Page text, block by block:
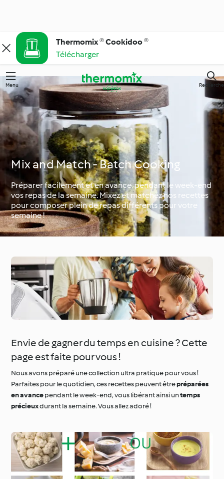
Thermomix ® Cookidoo ®
Télécharger
Menu Recherche
Mix and Match - Batch Cooking
Préparer facilement et en avance, pendant le week-end
vos repas de la semaine. Mixez et matchez nos recettes
pour composer plein de repas différents pour votre
semaine !
Envie de gagner du temps en cuisine ? Cette
page est faite pour vous !
Nous avons préparé une collection ultra pratique pour vous !
Parfaites pour le quotidien, ces recettes peuvent êtrepréparées
en avancependant le week-end, vous libérant ainsi untemps
précieuxdurant la semaine. Vous allez adoré !